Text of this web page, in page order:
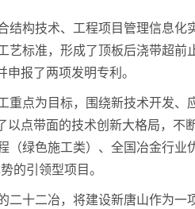
结构技术、工程项目管理信息化
标准，形成了顶板后浇带超前
报了两项发明专利。
重点为目标，围绕新技术开发、
以点带面的技术创新大格局，不
（绿色施工类）、全国冶金行业
的引领型项目。
二十二冶，将建设新唐山作为一